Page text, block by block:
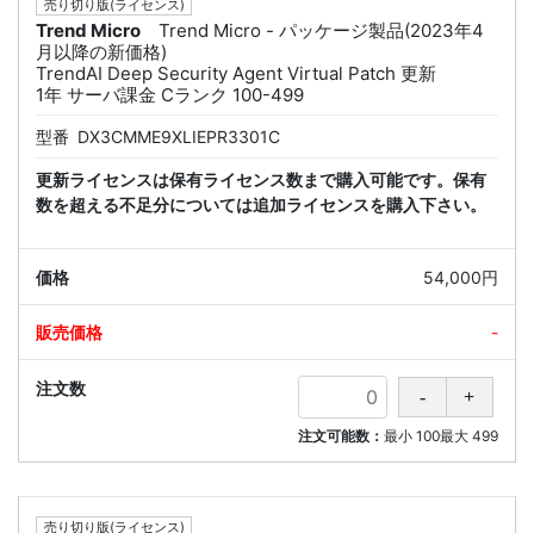
売り切り版(ライセンス)
Trend Micro
Trend Micro - パッケージ製品(2023年4
月以降の新価格)
TrendAI Deep Security Agent Virtual Patch 更新
1年 サーバ課金 Cランク 100-499
型番 DX3CMME9XLIEPR3301C
更新ライセンスは保有ライセンス数まで購入可能です。保有
数を超える不足分については追加ライセンスを購入下さい。
54,000円
-
注文可能数： 最小 100最大 499
売り切り版(ライセンス)